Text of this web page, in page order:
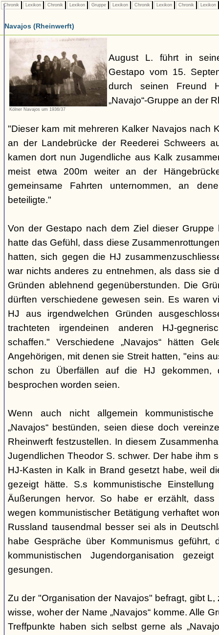
Chronik Lexikon Chronik Lexikon Gruppe Lexikon Chronik Lexikon Chronik Lexikon
Navajos (Rheinwerft)
Kölner Navajos um 1936/37
August L. führt in
Gestapo vom 15.
durch seinen Freund
„Navajo“-Gruppe an der
"Dieser kam mit mehreren Kalker Navajos nach
an der Landebrücke der Reederei Schweers
kamen dort nun Jugendliche aus Kalk
meist etwa 200m weiter an der
gemeinsame Fahrten unternommen, an
beteiligte."
Von der Gestapo nach dem Ziel dieser Gruppe
hatte das Gefühl, dass diese
hatten, sich gegen die HJ
war nichts anderes zu entnehmen, als dass sie
Gründen ablehnend gegenüberstunden. Die
dürften verschiedene gewesen sein. Es waren
HJ aus irgendwelchen Gründen
trachteten irgendeinen anderen HJ-
schaffen." Verschiedene „Navajos“ hätten
Angehörigen, mit denen sie Streit hatten, "eins
schon zu Überfällen auf die HJ gekommen,
besprochen worden seien.
Wenn auch nicht allgemein
„Navajos“ bestünden, seien diese doch
Rheinwerft festzustellen. In diesem
Jugendlichen Theodor S. schwer. Der habe ihm
HJ-Kasten in Kalk in Brand gesetzt habe, weil
gezeigt hätte. S.s kommunistische
Äußerungen hervor. So habe er erzählt, dass
wegen kommunistischer Betätigung verhaftet
Russland tausendmal besser sei als in
habe Gespräche über Kommunismus
kommunistischen Jugendorganisation
gesungen.
Zu der "Organisation der Navajos" befragt, gibt
wisse, woher der Name „Navajos“ komme. Alle
Treffpunkte haben sich selbst gerne als